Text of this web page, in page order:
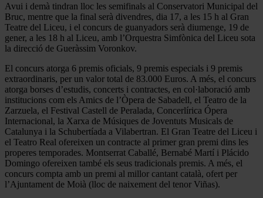
Avui i demà tindran lloc les semifinals al Conservatori Municipal del
Bruc, mentre que la final serà divendres, dia 17, a les 15 h al Gran
Teatre del Liceu, i el concurs de guanyadors serà diumenge, 19 de
gener, a les 18 h al Liceu, amb l’Orquestra Simfònica del Liceu sota
la direcció de Gueràssim Voronkov.
El concurs atorga 6 premis oficials, 9 premis especials i 9 premis
extraordinaris, per un valor total de 83.000 Euros. A més, el concurs
atorga borses d’estudis, concerts i contractes, en col·laboració amb
institucions com els Amics de l’Òpera de Sabadell, el Teatro de la
Zarzuela, el Festival Castell de Peralada, Concerlírica Ópera
Internacional, la Xarxa de Músiques de Joventuts Musicals de
Catalunya i la Schubertíada a Vilabertran. El Gran Teatre del Liceu i
el Teatro Real ofereixen un contracte al primer gran premi dins les
properes temporades. Montserrat Caballé, Bernabé Martí i Plácido
Domingo ofereixen també els seus tradicionals premis. A més, el
concurs compta amb un premi al millor cantant català, ofert per
l’Ajuntament de Moià (lloc de naixement del tenor Viñas).